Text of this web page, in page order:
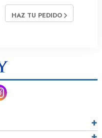
HAZ TU PEDIDO